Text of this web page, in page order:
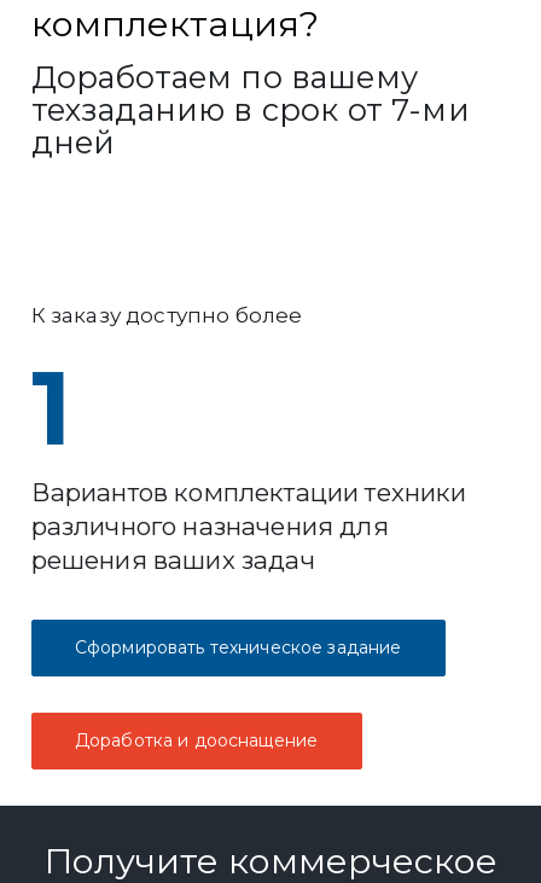
комплектация?
Доработаем по вашему
техзаданию в срок от 7-ми
дней
К заказу доступно более
1
Вариантов комплектации техники
различного назначения для
решения ваших задач
Сформировать техническое задание
Доработка и дооснащение
Получите коммерческое